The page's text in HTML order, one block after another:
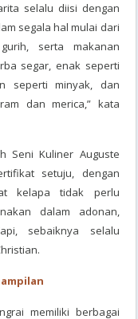
selalu diisi dengan
segala hal mulai dari
serta makanan
segar, enak seperti
seperti minyak, dan
dan merica,” kata
Seni Kuliner Auguste
setuju, dengan
kelapa tidak perlu
dalam adonan,
sebaiknya selalu
memiliki berbagai